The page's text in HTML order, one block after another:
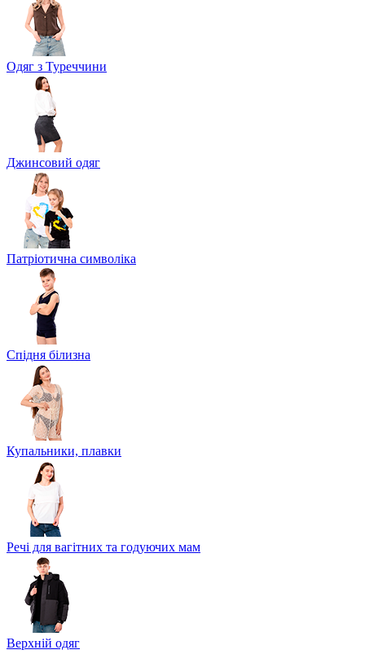
Одяг з Туреччини
Джинсовий одяг
Патріотична символіка
Спідня білизна
Купальники, плавки
Речі для вагітних та годуючих мам
Верхній одяг